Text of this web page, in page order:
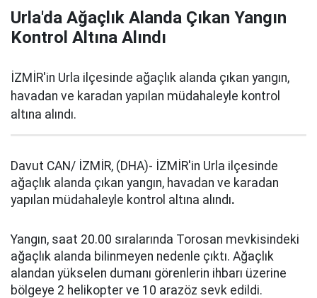
Urla'da Ağaçlık Alanda Çıkan Yangın
Kontrol Altına Alındı
İZMİR'in Urla ilçesinde ağaçlık alanda çıkan yangın,
havadan ve karadan yapılan müdahaleyle kontrol
altına alındı.
Davut CAN/ İZMİR, (DHA)- İZMİR'in Urla ilçesinde
ağaçlık alanda çıkan yangın, havadan ve karadan
yapılan müdahaleyle kontrol altına alındı.
Yangın, saat 20.00 sıralarında Torosan mevkisindeki
ağaçlık alanda bilinmeyen nedenle çıktı. Ağaçlık
alandan yükselen dumanı görenlerin ihbarı üzerine
bölgeye 2 helikopter ve 10 arazöz sevk edildi.